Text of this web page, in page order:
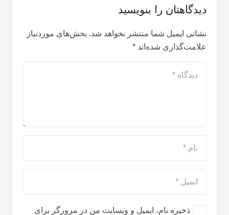
دیدگاهتان را بنویسید
نشانی ایمیل شما منتشر نخواهد شد. بخش‌های موردنیاز
علامت‌گذاری شده‌اند *
ذخیره نام، ایمیل و وبسایت من در مرورگر برای